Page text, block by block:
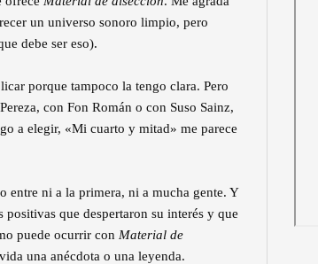
un universo sonoro limpio, pero
debe ser eso).
porque tampoco la tengo clara. Pero
con Fon Román o con Suso Sainz,
a elegir, «Mi cuarto y mitad» me parece
entre ni a la primera, ni a mucha gente. Y
que despertaron su interés y que
puede ocurrir con Material de
una anécdota o una leyenda.